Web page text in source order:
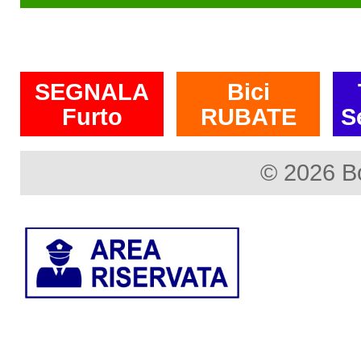
SEGNALA
Furto
Bici
RUBATE
© 2026